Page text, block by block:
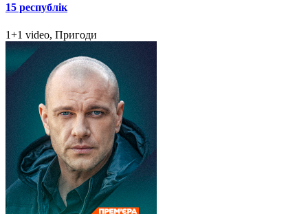
15 республік
1+1 video, Пригоди